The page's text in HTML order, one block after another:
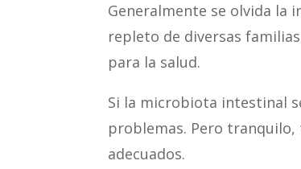
Generalmente se olvida la
repleto de diversas
para la salud.
Si la microbiota intestinal
problemas. Pero
adecuados.